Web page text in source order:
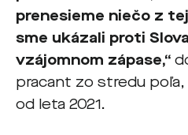
prenesieme niečo z
sme ukázali proti
vzájomnom zápase,“
pracant zo stredu
od leta 2021.